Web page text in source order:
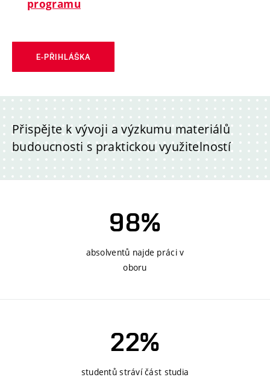
programu
E-PŘIHLÁŠKA
Přispějte k vývoji a výzkumu materiálů
budoucnosti s praktickou využitelností
98%
absolventů najde práci v
oboru
22%
studentů stráví část studia